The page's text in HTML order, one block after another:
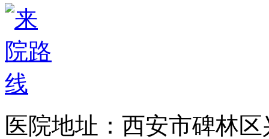
医院地址：西安市碑林